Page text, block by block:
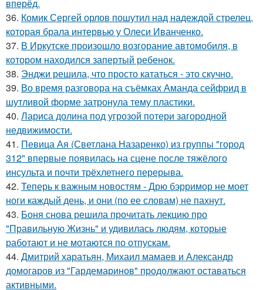
вперёд.
36. Комик Сергей орлов пошутил над надеждой стрелец,
которая брала интервью у Олеси Иванченко.
37. В Иркутске произошло возгорание автомобиля, в
котором находился запертый ребенок.
38. Энджи решила, что просто кататься - это скучно.
39. Во время разговора на съёмках Аманда сейфрид в
шутливой форме затронула тему пластики.
40. Лариса долина под угрозой потери загородной
недвижимости.
41. Певица Ая (Светлана Назаренко) из группы "город
312" впервые появилась на сцене после тяжёлого
инсульта и почти трёхлетнего перерыва.
42. Теперь к важным новостям - Дрю бэрримор не моет
ноги каждый день, и они (по ее словам) не пахнут.
43. Боня снова решила прочитать лекцию про
"Правильную Жизнь" и удивилась людям, которые
работают и не мотаются по отпускам.
44. Дмитрий харатьян, Михаил мамаев и Александр
домогаров из "Гардемаринов" продолжают оставаться
активными.